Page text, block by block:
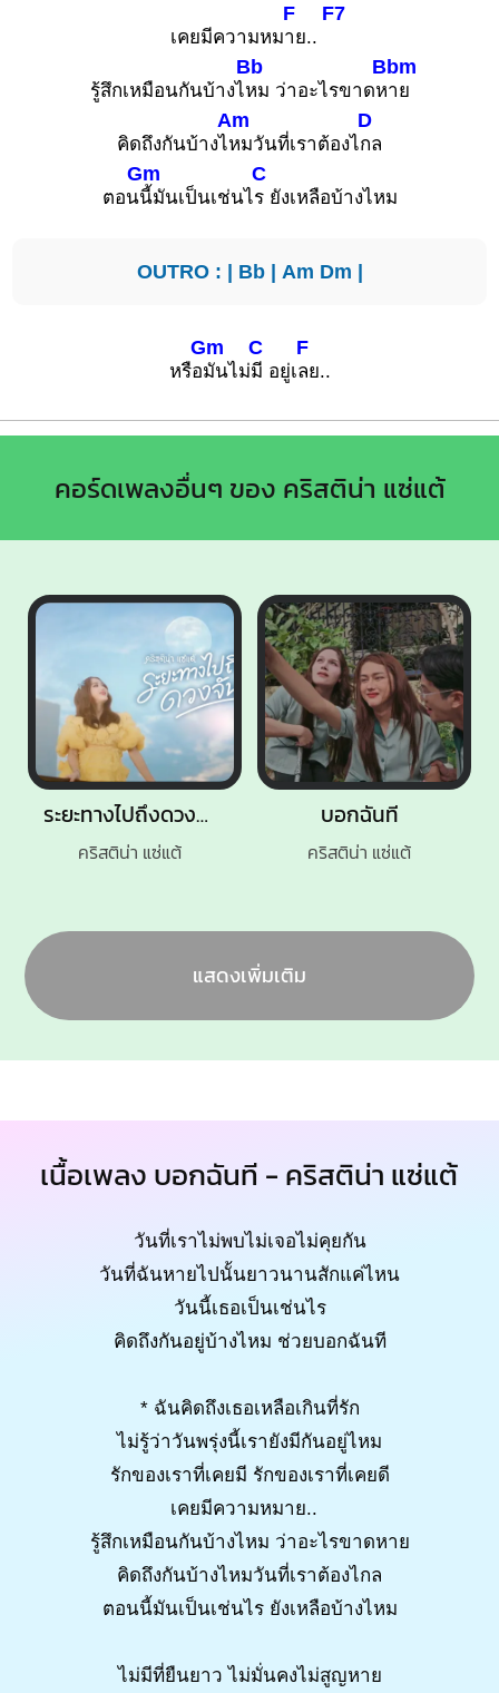
เคยมีความหม
F
าย..
F7
รู้สึกเหมือนกันบ้างไ
Bb
หม ว่าอะไรขาดห
Bbm
าย
คิดถึงกันบ้างไ
Am
หมวันที่เราต้องไ
D
กล
ตอน
Gm
นี้มันเป็นเช่นไ
C
ร ยังเหลือบ้างไหม
OUTRO : | Bb| Am Dm |
หรือ
Gm
มันไม่
C
มี อยู่เ
F
ลย..
คอร์ดเพลงอื่นๆ ของ คริสติน่า แซ่แต้
ระยะทางไปถึงดวงจันทร์
คริสติน่า แซ่แต้
บอกฉันที
คริสติน่า แซ่แต้
แสดงเพิ่มเติม
เนื้อเพลง บอกฉันที - คริสติน่า แซ่แต้
วันที่เราไม่พบไม่เจอไม่คุยกัน
วันที่ฉันหายไปนั้นยาวนานสักแค่ไหน
วันนี้เธอเป็นเช่นไร
คิดถึงกันอยู่บ้างไหม ช่วยบอกฉันที
* ฉันคิดถึงเธอเหลือเกินที่รัก
ไม่รู้ว่าวันพรุ่งนี้เรายังมีกันอยู่ไหม
รักของเราที่เคยมี รักของเราที่เคยดี
เคยมีความหมาย..
รู้สึกเหมือนกันบ้างไหม ว่าอะไรขาดหาย
คิดถึงกันบ้างไหมวันที่เราต้องไกล
ตอนนี้มันเป็นเช่นไร ยังเหลือบ้างไหม
ไม่มีที่ยืนยาว ไม่มั่นคงไม่สูญหาย